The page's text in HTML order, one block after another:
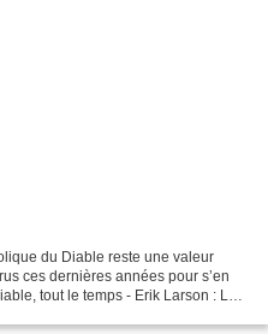
du Diable reste une valeur
ces dernières années pour s’en
tout le temps - Erik Larson : Le